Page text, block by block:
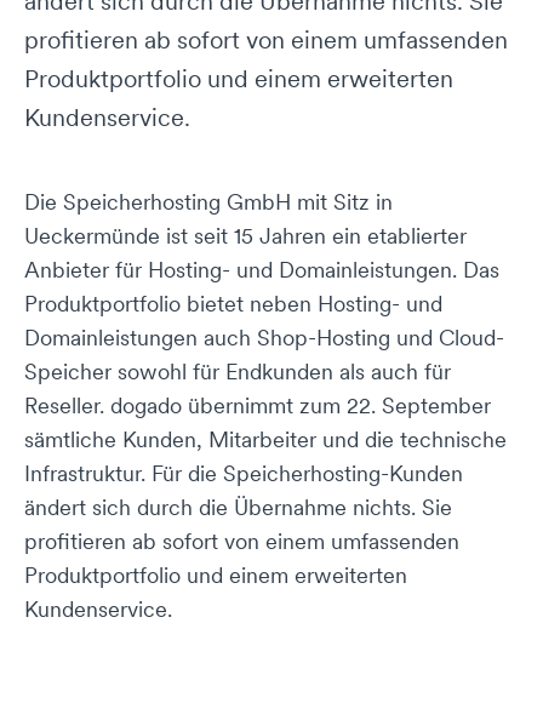
profitieren ab sofort von einem umfassenden
Produktportfolio und einem erweiterten
Kundenservice.
Die Speicherhosting GmbH mit Sitz in
Ueckermünde ist seit 15 Jahren ein etablierter
Anbieter für Hosting- und Domainleistungen. Das
Produktportfolio bietet neben Hosting- und
Domainleistungen auch Shop-Hosting und Cloud-
Speicher sowohl für Endkunden als auch für
Reseller. dogado übernimmt zum 22. September
sämtliche Kunden, Mitarbeiter und die technische
Infrastruktur. Für die Speicherhosting-Kunden
ändert sich durch die Übernahme nichts. Sie
profitieren ab sofort von einem umfassenden
Produktportfolio und einem erweiterten
Kundenservice.